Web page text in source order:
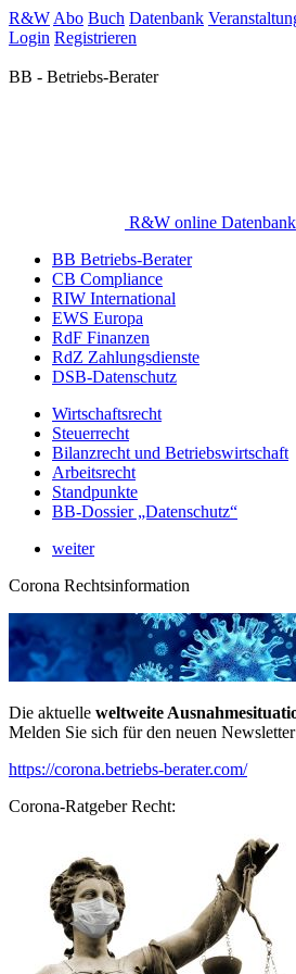
R&W Abo Buch Datenbank
Login Registrieren
BB - Betriebs-Berater
R&W online Datenbank
BB Betriebs-Berater
CB Compliance
RIW International
EWS Europa
RdF Finanzen
RdZ Zahlungsdienste
DSB-Datenschutz
Wirtschaftsrecht
Steuerrecht
Bilanzrecht und Betriebswirtschaft
Arbeitsrecht
Standpunkte
BB-Dossier „Datenschutz“
weiter
Corona Rechtsinformation
Die aktuelle weltweite
Melden Sie sich für den neuen
https://corona.betriebs-berater.com/
Corona-Ratgeber Recht: